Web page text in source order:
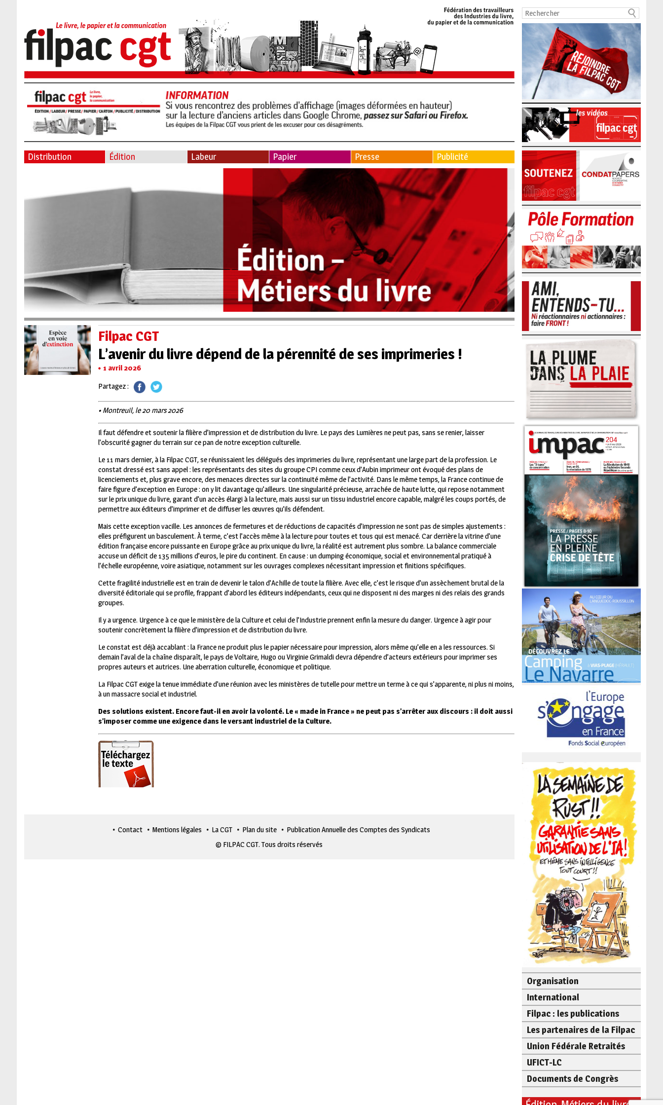
Distribution Édition Labeur Papier Presse Publicité
Filpac CGT
L’avenir du livre dépend de la pérennité de ses imprimeries !
1 avril 2026
Partagez :
• Montreuil, le 20 mars 2026
Il faut défendre et soutenir la filière d’impression et de distribution du livre. Le pays des Lumières ne peut pas, sans se renier, laisser
l’obscurité gagner du terrain sur ce pan de notre exception culturelle.
Le 11 mars dernier, à la Filpac CGT, se réunissaient les délégués des imprimeries du livre, représentant une large part de la profession. Le
constat dressé est sans appel : les représentants des sites du groupe CPI comme ceux d’Aubin imprimeur ont évoqué des plans de
licenciements et, plus grave encore, des menaces directes sur la continuité même de l’activité. Dans le même temps, la France continue de
faire figure d’exception en Europe : on y lit davantage qu’ailleurs. Une singularité précieuse, arrachée de haute lutte, qui repose notamment
sur le prix unique du livre, garant d’un accès élargi à la lecture, mais aussi sur un tissu industriel encore capable, malgré les coups portés, de
permettre aux éditeurs d’imprimer et de diffuser les œuvres qu’ils défendent.
Mais cette exception vacille. Les annonces de fermetures et de réductions de capacités d’impression ne sont pas de simples ajustements :
elles préfigurent un basculement. À terme, c’est l’accès même à la lecture pour toutes et tous qui est menacé. Car derrière la vitrine d’une
édition française encore puissante en Europe grâce au prix unique du livre, la réalité est autrement plus sombre. La balance commerciale
accuse un déficit de 135 millions d’euros, le pire du continent. En cause : un dumping économique, social et environnemental pratiqué à
l’échelle européenne, voire asiatique, notamment sur les ouvrages complexes nécessitant impression et finitions spécifiques.
Cette fragilité industrielle est en train de devenir le talon d’Achille de toute la filière. Avec elle, c’est le risque d’un assèchement brutal de la
diversité éditoriale qui se profile, frappant d’abord les éditeurs indépendants, ceux qui ne disposent ni des marges ni des relais des grands
groupes.
Il y a urgence. Urgence à ce que le ministère de la Culture et celui de l’Industrie prennent enfin la mesure du danger. Urgence à agir pour
soutenir concrètement la filière d’impression et de distribution du livre.
Le constat est déjà accablant : la France ne produit plus le papier nécessaire pour impression, alors même qu’elle en a les ressources. Si
demain l’aval de la chaîne disparaît, le pays de Voltaire, Hugo ou Virginie Grimaldi devra dépendre d’acteurs extérieurs pour imprimer ses
propres auteurs et autrices. Une aberration culturelle, économique et politique.
La Filpac CGT exige la tenue immédiate d’une réunion avec les ministères de tutelle pour mettre un terme à ce qui s’apparente, ni plus ni moins,
à un massacre social et industriel.
Des solutions existent. Encore faut-il en avoir la volonté. Le « made in France » ne peut pas s’arrêter aux discours : il doit aussi
s’imposer comme une exigence dans le versant industriel de la Culture.
Contact Mentions légales La CGT Plan du site
Publication Annuelle des Comptes des Syndicats
© FILPAC CGT. Tous droits réservés
Organisation
International
Filpac : les publications
Les partenaires de la Filpac
Union Fédérale Retraités
UFICT-LC
Documents de Congrès